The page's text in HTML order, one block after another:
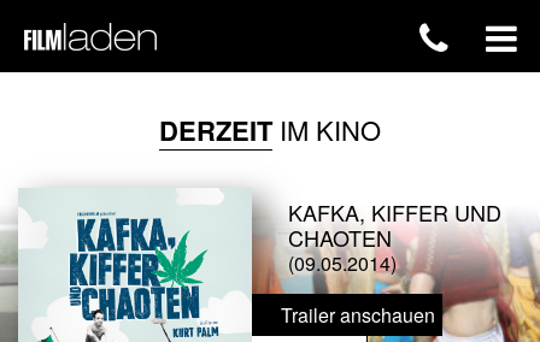
DERZEITIM KINO
KAFKA, KIFFER UND
CHAOTEN
(09.05.2014)
Trailer anschauen